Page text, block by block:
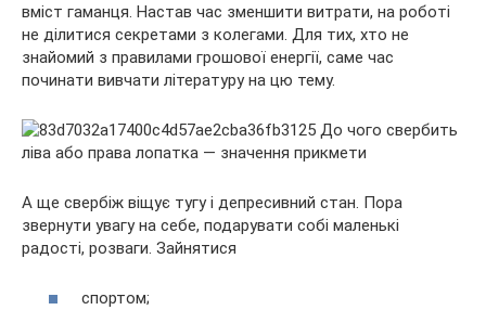
вміст гаманця. Настав час зменшити витрати, на роботі
не ділитися секретами з колегами. Для тих, хто не
знайомий з правилами грошової енергії, саме час
починати вивчати літературу на цю тему.
А ще свербіж віщує тугу і депресивний стан. Пора
звернути увагу на себе, подарувати собі маленькі
радості, розваги. Зайнятися
спортом;